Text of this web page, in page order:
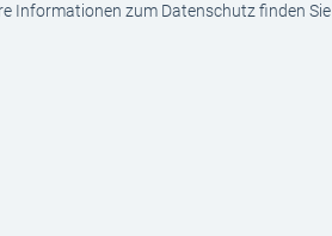
Informationen zum Datenschutz finden Sie